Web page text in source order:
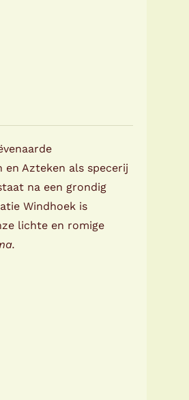
Azteken als specerij
na een grondig
Windhoek is
lichte en romige